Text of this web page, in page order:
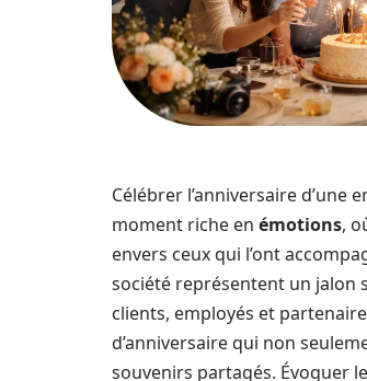
Célébrer l’anniversaire d’une
moment riche en émotions,
envers ceux qui l’ont
société représentent un jalon
clients, employés et
d’anniversaire qui non
souvenirs partagés. Évoquer